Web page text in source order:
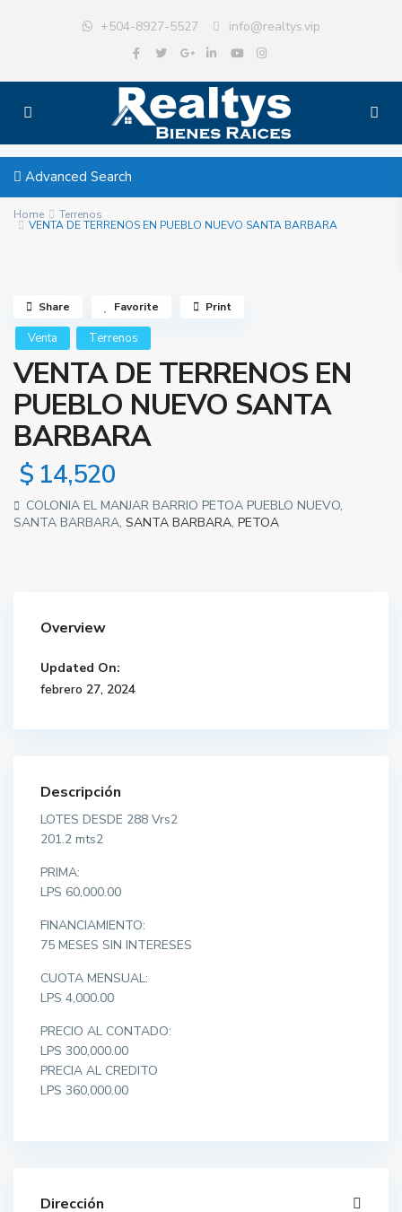
+504-8927-5527 info@realtys.vip
Advanced Search
Home Terrenos
VENTA DE TERRENOS EN PUEBLO NUEVO SANTA BARBARA
Venta Terrenos
VENTA DE TERRENOS EN
PUEBLO NUEVO SANTA
BARBARA
$ 14,520
COLONIA EL MANJAR BARRIO PETOA PUEBLO NUEVO,
SANTA BARBARA, SANTA BARBARA, PETOA
Share Favorite Print
Overview
Updated On:
febrero 27, 2024
Descripción
LOTES DESDE 288 Vrs2
201.2 mts2
PRIMA:
LPS 60,000.00
FINANCIAMIENTO:
75 MESES SIN INTERESES
CUOTA MENSUAL:
LPS 4,000.00
PRECIO AL CONTADO:
LPS 300,000.00
PRECIA AL CREDITO
LPS 360,000.00
Dirección